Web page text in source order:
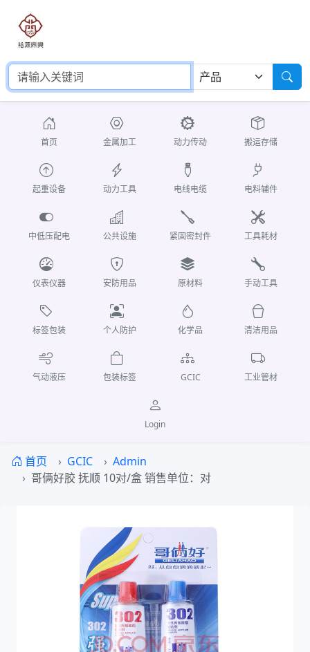
首页 金属加工 动力传动 搬运存储
起重设备 动力工具 电线电缆 电料辅件
中低压配电 公共设施 紧固密封件 工具耗材
仪表仪器 安防用品 原材料 手动工具
标签包装 个人防护 化学品 清洁用品
气动液压 包装标签 GCIC 工业管材
Login
首页 GCIC
Admin
哥俩好胶 抚顺 10对/盒 销售单位：对